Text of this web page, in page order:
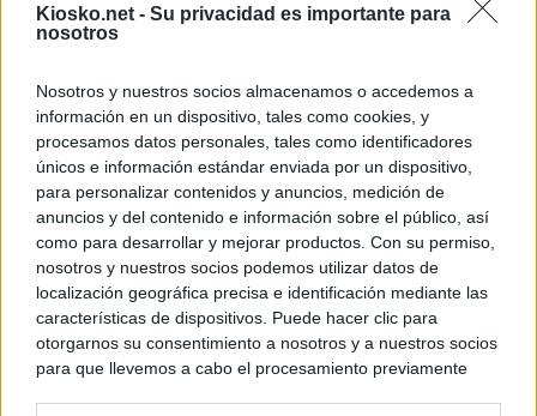
Kiosko.net - Su privacidad es importante para
nosotros
Nosotros y nuestros socios almacenamos o accedemos a
información en un dispositivo, tales como cookies, y
procesamos datos personales, tales como identificadores
únicos e información estándar enviada por un dispositivo,
para personalizar contenidos y anuncios, medición de
anuncios y del contenido e información sobre el público, así
como para desarrollar y mejorar productos. Con su permiso,
nosotros y nuestros socios podemos utilizar datos de
localización geográfica precisa e identificación mediante las
características de dispositivos. Puede hacer clic para
otorgarnos su consentimiento a nosotros y a nuestros socios
para que llevemos a cabo el procesamiento previamente